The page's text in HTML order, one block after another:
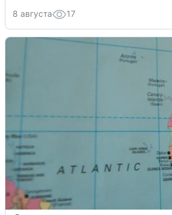
8 августа 17